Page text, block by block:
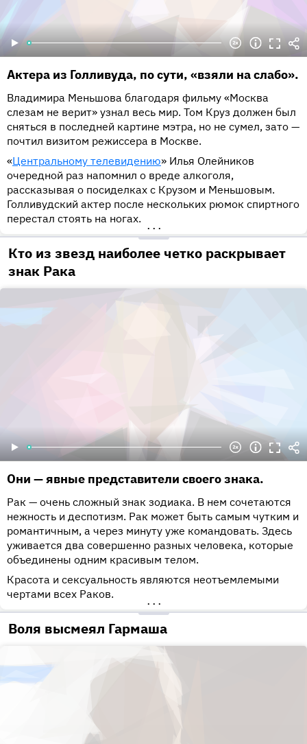
Актера из Голливуда, по сути, «взяли на слабо».
Владимира Меньшова благодаря фильму «Москва
слезам не верит» узнал весь мир. Том Круз должен был
сняться в последней картине мэтра, но не сумел, зато —
почтил визитом режиссера в Москве.
«Центральному телевидению» Илья Олейников
очередной раз напомнил о вреде алкоголя,
рассказывая о посиделках с Крузом и Меньшовым.
Голливудский актер после нескольких рюмок спиртного
перестал стоять на ногах.
•••
Кто из звезд наиболее четко раскрывает
знак Рака
Они — явные представители своего знака.
Рак — очень сложный знак зодиака. В нем сочетаются
нежность и деспотизм. Рак может быть самым чутким и
романтичным, а через минуту уже командовать. Здесь
уживается два совершенно разных человека, которые
объединены одним красивым телом.
Красота и сексуальность являются неотъемлемыми
чертами всех Раков.
•••
Воля высмеял Гармаша